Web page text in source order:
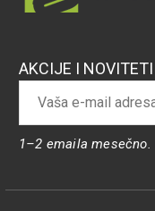
AKCIJE I
1–2 emaila mesečno.